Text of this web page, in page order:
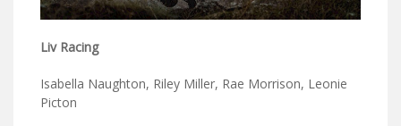
Liv Racing
Isabella Naughton, Riley Miller, Rae Morrison, Leonie
Picton